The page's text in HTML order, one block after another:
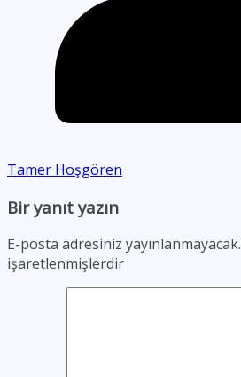
Tamer Hoşgören
Bir yanıt yazın
E-posta adresiniz yayınlanmayacak.
işaretlenmişlerdir